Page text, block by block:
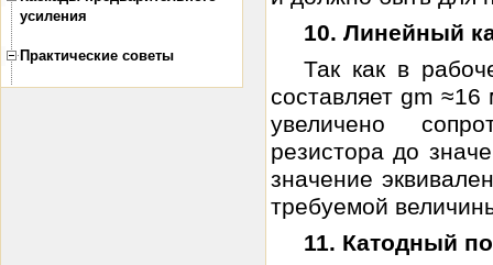
усиления
Практические советы
10. Линейный
Так как в
составляет gm
увеличено
резистора до
значение
требуемой
11. Катодный